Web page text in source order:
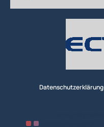
Datenschutzerklärung